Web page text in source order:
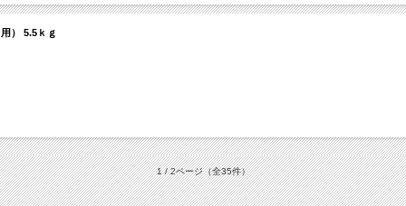
） 5.5ｋｇ
1 / 2ページ（全35件）